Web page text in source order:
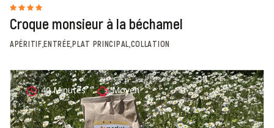
Croque monsieur à la béchamel
APÉRITIF,ENTRÉE,PLAT PRINCIPAL,COLLATION
40 Minutes Moyen